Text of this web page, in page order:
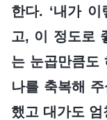
한다. ‘내가
고, 이 정도로
는 눈곱만큼도
나를 축복해
했고 대가도